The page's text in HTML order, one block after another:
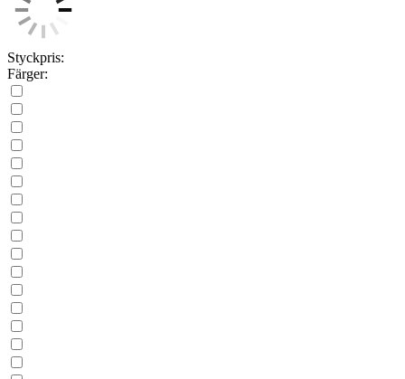
Styckpris:
Färger: